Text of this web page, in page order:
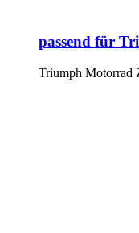
passend für
Triumph Motorrad